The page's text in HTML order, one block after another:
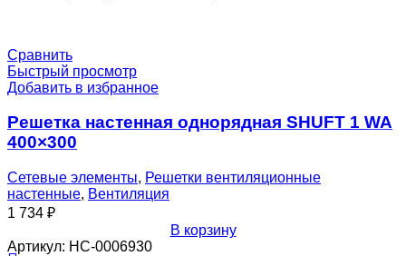
Сравнить
Быстрый просмотр
Добавить в избранное
Решетка настенная однорядная SHUFT 1 WA
400×300
Сетевые элементы, Решетки вентиляционные
настенные, Вентиляция
1 734 ₽
В корзину
Артикул: НС-0006930